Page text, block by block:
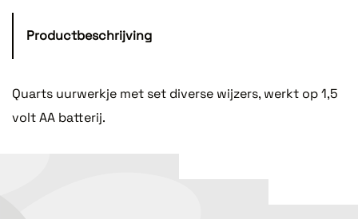
Productbeschrijving
Quarts uurwerkje met set diverse wijzers, werkt op 1,5
volt AA batterij.